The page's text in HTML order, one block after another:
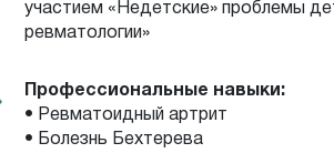
участием «Недетские» проблемы
ревматологии»
Профессиональные навыки:
• Ревматоидный артрит
• Болезнь Бехтерева